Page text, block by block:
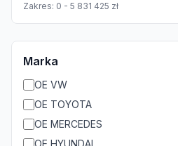
Zakres: 0 - 5 831 425 zł
Marka
OE VW
OE TOYOTA
OE MERCEDES
OE HYUNDAI